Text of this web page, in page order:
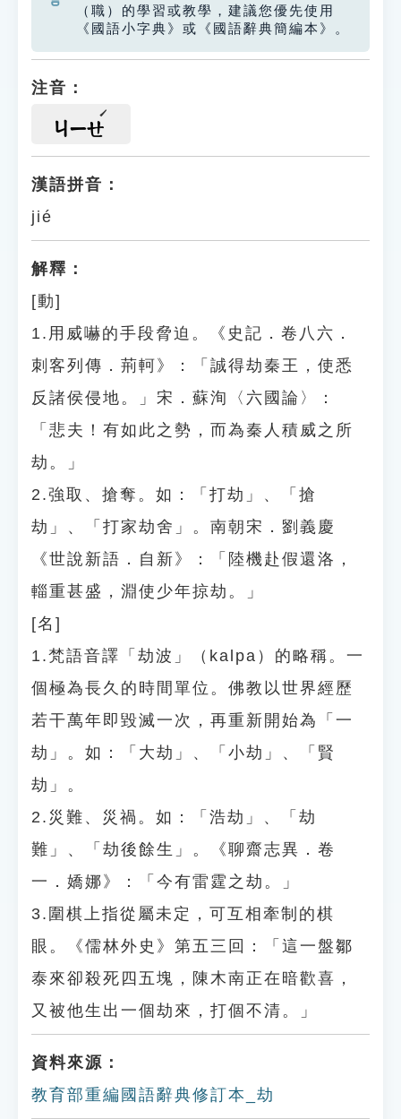
（職）的學習或教學，建議您優先使用
《國語小字典》或《國語辭典簡編本》。
注音：
ㄐㄧㄝ
漢語拼音：
jié
解釋：
[動]
1.用威嚇的手段脅迫。《史記．卷八六．
刺客列傳．荊軻》：「誠得劫秦王，使悉
反諸侯侵地。」宋．蘇洵〈六國論〉：
「悲夫！有如此之勢，而為秦人積威之所
劫。」
2.強取、搶奪。如：「打劫」、「搶
劫」、「打家劫舍」。南朝宋．劉義慶
《世說新語．自新》：「陸機赴假還洛，
輜重甚盛，淵使少年掠劫。」
[名]
1.梵語音譯「劫波」（kalpa）的略稱。一
個極為長久的時間單位。佛教以世界經歷
若干萬年即毀滅一次，再重新開始為「一
劫」。如：「大劫」、「小劫」、「賢
劫」。
2.災難、災禍。如：「浩劫」、「劫
難」、「劫後餘生」。《聊齋志異．卷
一．嬌娜》：「今有雷霆之劫。」
3.圍棋上指從屬未定，可互相牽制的棋
眼。《儒林外史》第五三回：「這一盤鄒
泰來卻殺死四五塊，陳木南正在暗歡喜，
又被他生出一個劫來，打個不清。」
資料來源：
教育部重編國語辭典修訂本_劫